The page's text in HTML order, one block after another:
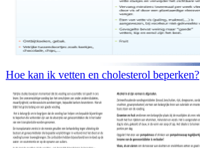
Hoe kan ik vetten en cholesterol beperken?